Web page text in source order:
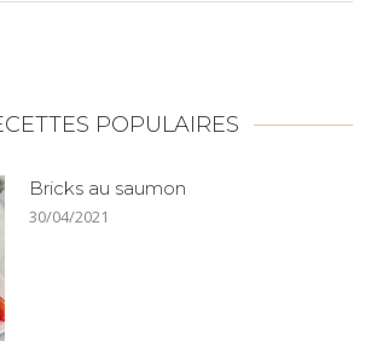
POPULAIRES
Bricks au saumon
30/04/2021